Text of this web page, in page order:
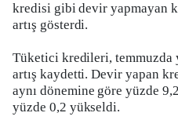
kredisi gibi devir yapmayan
artış gösterdi.
Tüketici kredileri, temmuzda
artış kaydetti. Devir yapan
aynı dönemine göre yüzde
yüzde 0,2 yükseldi.